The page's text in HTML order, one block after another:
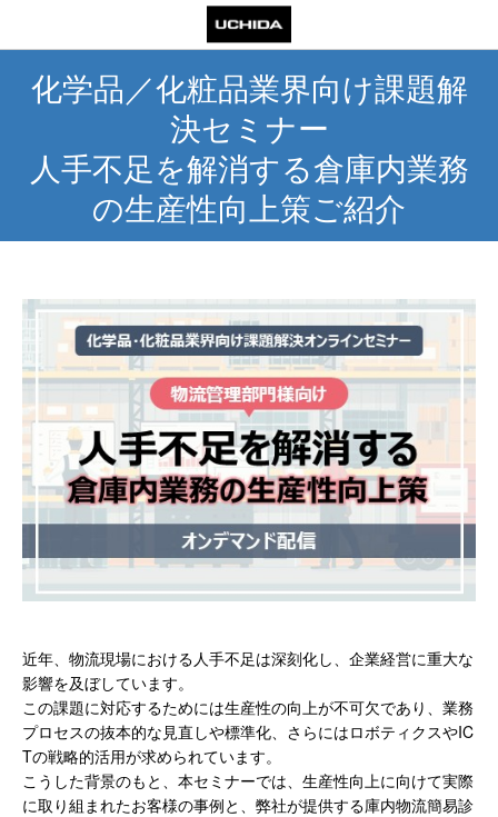
化学品／化粧品業界向け課題解
決セミナー
人手不足を解消する倉庫内業務
の生産性向上策ご紹介
近年、物流現場における人手不足は深刻化し、企業経営に重大な
影響を及ぼしています。
この課題に対応するためには生産性の向上が不可欠であり、業務
プロセスの抜本的な見直しや標準化、さらにはロボティクスやIC
Tの戦略的活用が求められています。
こうした背景のもと、本セミナーでは、生産性向上に向けて実際
に取り組まれたお客様の事例と、弊社が提供する庫内物流簡易診